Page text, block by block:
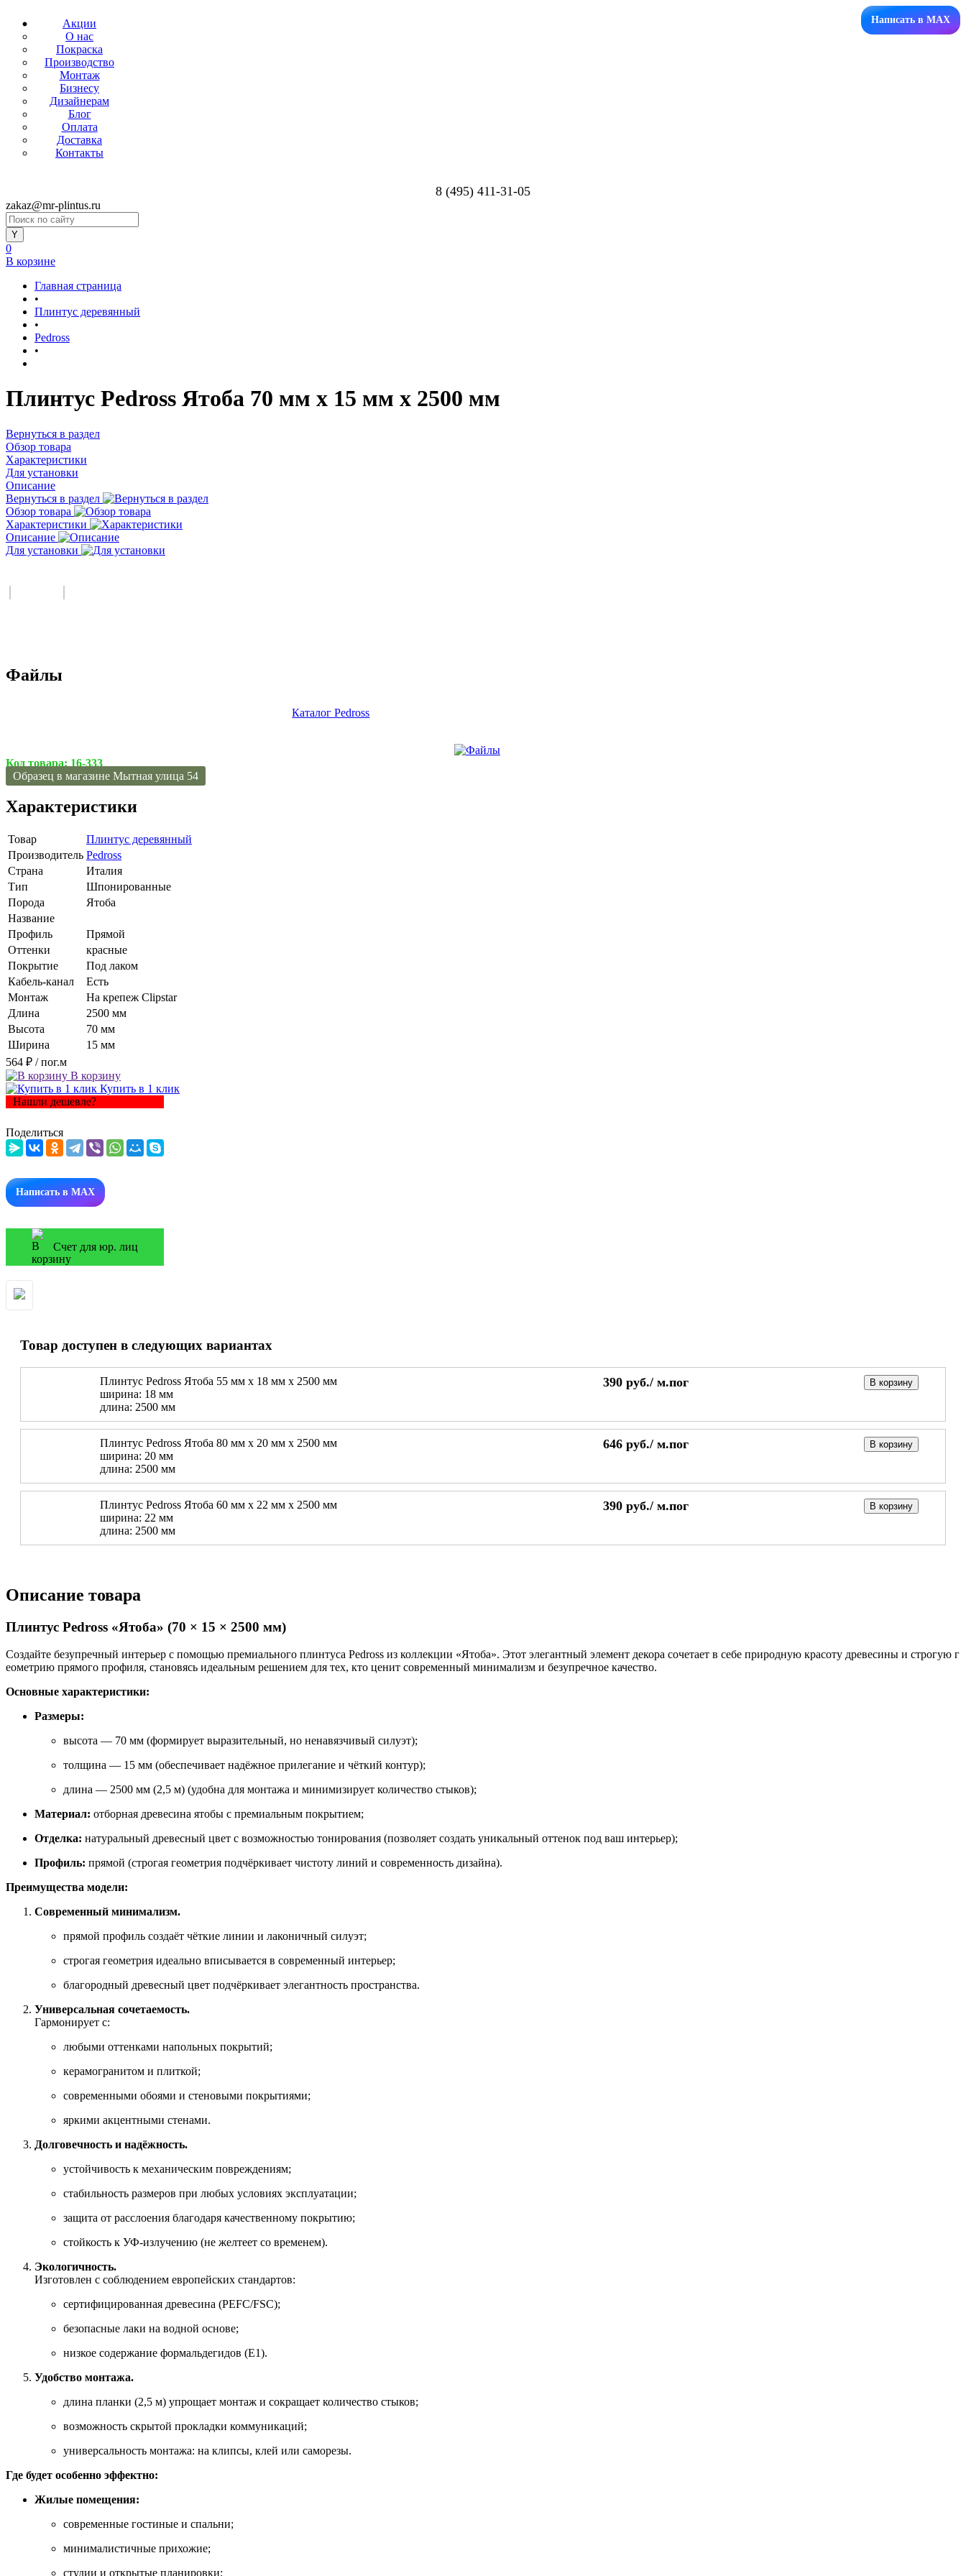
Акции
О нас
Покраска
Производство
Монтаж
Бизнесу
Дизайнерам
Блог
Оплата
Доставка
Контакты
Написать в MAX
8 (495) 411-31-05
zakaz@mr-plintus.ru
0
В корзине
Главная страница
•
Плинтус деревянный
•
Pedross
•
Плинтус Pedross Ятоба 70 мм х 15 мм х 2500 мм
Вернуться в раздел
Обзор товара
Характеристики
Для установки
Описание
Вернуться в раздел
Обзор товара
Характеристики
Описание
Для установки
Файлы
Каталог Pedross
Код товара: 16-333
Образец в магазине Мытная улица 54
Характеристики
Товар
Плинтус деревянный
Производитель Pedross
Страна
Италия
Тип
Шпонированные
Порода
Ятоба
Название
Профиль
Прямой
Оттенки
красные
Покрытие
Под лаком
Кабель-канал
Есть
Монтаж
На крепеж Clipstar
Длина
2500 мм
Высота
70 мм
Ширина
15 мм
564 ₽ / пог.м
В корзину
Купить в 1 клик
Нашли дешевле?
Поделиться
Написать в MAX
Счет для юр. лиц
Товар доступен в следующих вариантах
Плинтус Pedross Ятоба 55 мм х 18 мм х 2500 мм
ширина: 18 мм
длина: 2500 мм
390 руб./ м.пог В корзину
Плинтус Pedross Ятоба 80 мм х 20 мм х 2500 мм
ширина: 20 мм
длина: 2500 мм
646 руб./ м.пог В корзину
Плинтус Pedross Ятоба 60 мм х 22 мм х 2500 мм
ширина: 22 мм
длина: 2500 мм
390 руб./ м.пог В корзину
Описание товара
Плинтус Pedross «Ятоба» (70 × 15 × 2500 мм)
Создайте безупречный интерьер с помощью премиального плинтуса Pedross из коллекции «Ятоба». Этот элегантный элемент декора сочетает в себе природную красоту древесины и строгую г
еометрию прямого профиля, становясь идеальным решением для тех, кто ценит современный минимализм и безупречное качество.
Основные характеристики:
Размеры:
высота — 70 мм (формирует выразительный, но ненавязчивый силуэт);
толщина — 15 мм (обеспечивает надёжное прилегание и чёткий контур);
длина — 2500 мм (2,5 м) (удобна для монтажа и минимизирует количество стыков);
Материал: отборная древесина ятобы с премиальным покрытием;
Отделка: натуральный древесный цвет с возможностью тонирования (позволяет создать уникальный оттенок под ваш интерьер);
Профиль: прямой (строгая геометрия подчёркивает чистоту линий и современность дизайна).
Преимущества модели:
Современный минимализм.
прямой профиль создаёт чёткие линии и лаконичный силуэт;
строгая геометрия идеально вписывается в современный интерьер;
благородный древесный цвет подчёркивает элегантность пространства.
Универсальная сочетаемость.
Гармонирует с:
любыми оттенками напольных покрытий;
керамогранитом и плиткой;
современными обоями и стеновыми покрытиями;
яркими акцентными стенами.
Долговечность и надёжность.
устойчивость к механическим повреждениям;
стабильность размеров при любых условиях эксплуатации;
защита от расслоения благодаря качественному покрытию;
стойкость к УФ‑излучению (не желтеет со временем).
Экологичность.
Изготовлен с соблюдением европейских стандартов:
сертифицированная древесина (PEFC/FSC);
безопасные лаки на водной основе;
низкое содержание формальдегидов (E1).
Удобство монтажа.
длина планки (2,5 м) упрощает монтаж и сокращает количество стыков;
возможность скрытой прокладки коммуникаций;
универсальность монтажа: на клипсы, клей или саморезы.
Где будет особенно эффектно:
Жилые помещения:
современные гостиные и спальни;
минималистичные прихожие;
студии и открытые планировки;